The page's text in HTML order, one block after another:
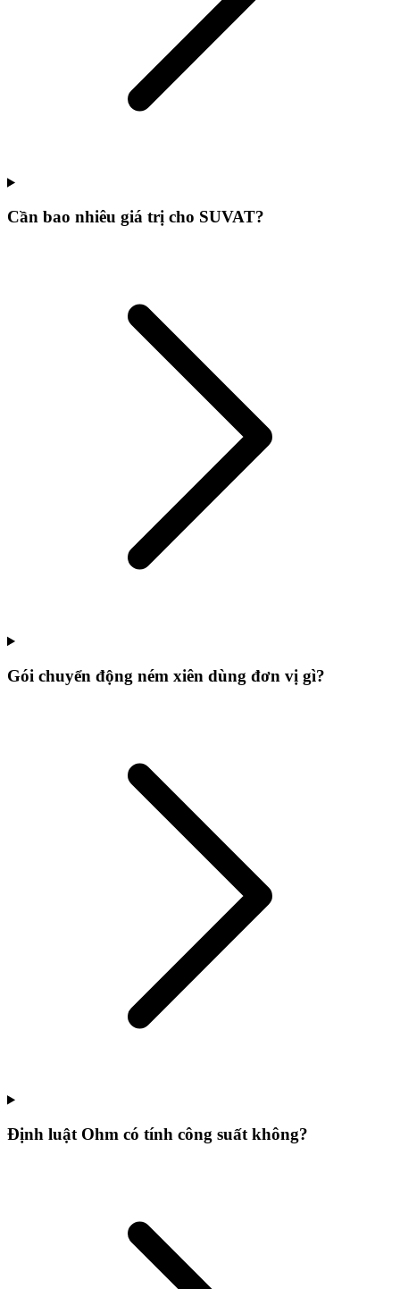
Cần bao nhiêu giá trị cho SUVAT?
Gói chuyển động ném xiên dùng đơn vị gì?
Định luật Ohm có tính công suất không?